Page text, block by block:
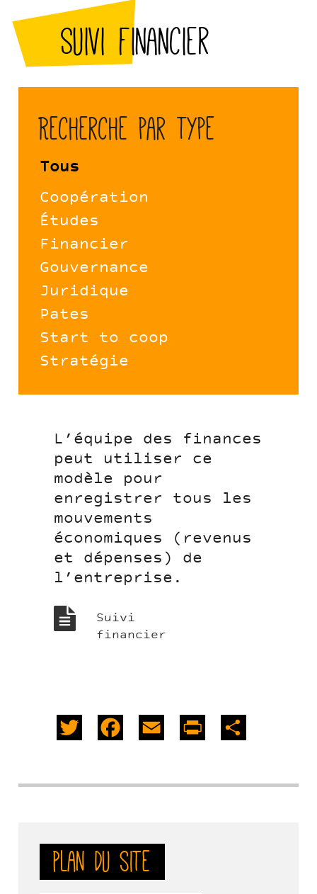
Suivi financier
Recherche par type
Tous
Coopération
Études
Financier
Gouvernance
Juridique
Pates
Start to coop
Stratégie
L’équipe des finances
peut utiliser ce
modèle pour
enregistrer tous les
mouvements
économiques (revenus
et dépenses) de
l’entreprise.
Suivi
financier
Twitter FacebookEmail PrintFriendly
Plan du site